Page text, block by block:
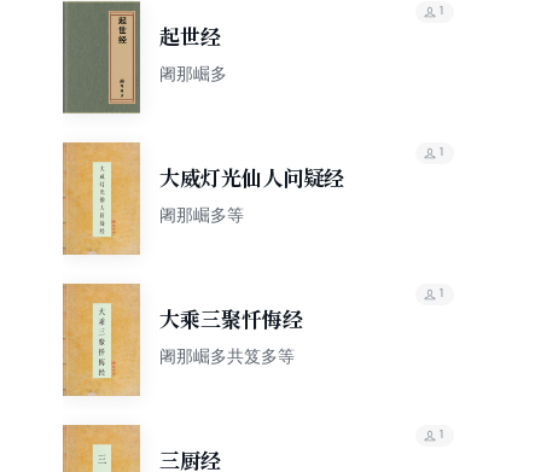
起世经
阇那崛多
1
大威灯光仙人问疑经
阇那崛多等
1
大乘三聚忏悔经
阇那崛多共笈多等
1
三厨经
1